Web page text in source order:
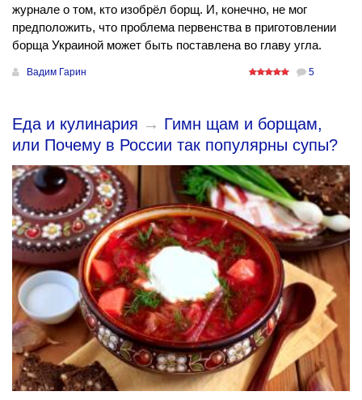
журнале о том, кто изобрёл борщ. И, конечно, не мог
предположить, что проблема первенства в приготовлении
борща Украиной может быть поставлена во главу угла.
Вадим Гарин 5
Еда и кулинария → Гимн щам и борщам,
или Почему в России так популярны супы?